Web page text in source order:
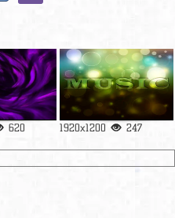
620 1920x1200 247